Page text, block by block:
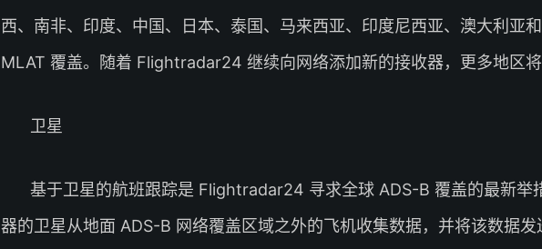
西、南非、印度、中国、日本、泰国、马来西亚、印度尼西亚、澳大利亚
MLAT 覆盖。随着 Flightradar24 继续向网络添加新的接收器，更多地区将
卫星
基于卫星的航班跟踪是 Flightradar24 寻求全球 ADS-B 覆盖的最新举
器的卫星从地面 ADS-B 网络覆盖区域之外的飞机收集数据，并将该数据